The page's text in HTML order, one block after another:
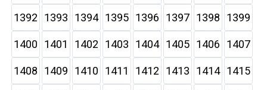
1392 1393 1394 1395 1396 1397 1398 1399
1400 1401 1402 1403 1404 1405 1406 1407
1408 1409 1410 1411 1412 1413 1414 1415